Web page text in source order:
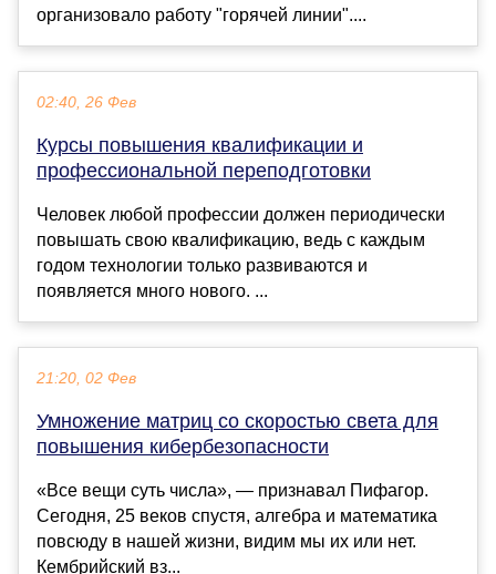
организовало работу "горячей линии"....
02:40, 26 Фев
Курсы повышения квалификации и
профессиональной переподготовки
Человек любой профессии должен периодически
повышать свою квалификацию, ведь с каждым
годом технологии только развиваются и
появляется много нового. ...
21:20, 02 Фев
Умножение матриц со скоростью света для
повышения кибербезопасности
«Все вещи суть числа», — признавал Пифагор.
Сегодня, 25 веков спустя, алгебра и математика
повсюду в нашей жизни, видим мы их или нет.
Кембрийский вз...